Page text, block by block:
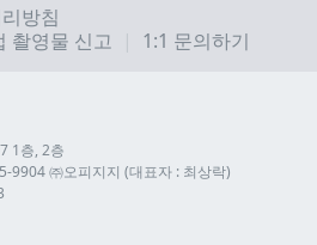
방침
촬영물 신고 1:1 문의하기
1층, 2층
9904 ㈜오피지지 (대표자 : 최상락)